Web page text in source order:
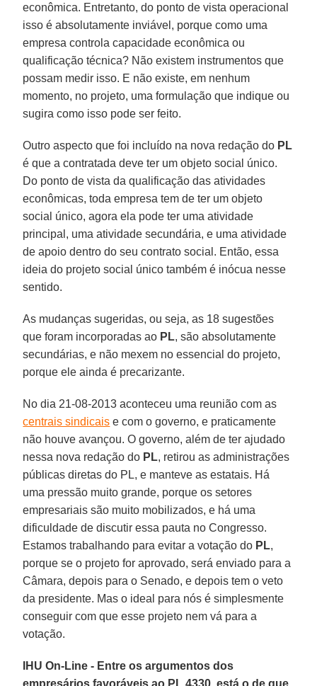
econômica. Entretanto, do ponto de vista operacional
isso é absolutamente inviável, porque como uma
empresa controla capacidade econômica ou
qualificação técnica? Não existem instrumentos que
possam medir isso. E não existe, em nenhum
momento, no projeto, uma formulação que indique ou
sugira como isso pode ser feito.
Outro aspecto que foi incluído na nova redação do PL
é que a contratada deve ter um objeto social único.
Do ponto de vista da qualificação das atividades
econômicas, toda empresa tem de ter um objeto
social único, agora ela pode ter uma atividade
principal, uma atividade secundária, e uma atividade
de apoio dentro do seu contrato social. Então, essa
ideia do projeto social único também é inócua nesse
sentido.
As mudanças sugeridas, ou seja, as 18 sugestões
que foram incorporadas ao PL, são absolutamente
secundárias, e não mexem no essencial do projeto,
porque ele ainda é precarizante.
No dia 21-08-2013 aconteceu uma reunião com as
centrais sindicais e com o governo, e praticamente
não houve avançou. O governo, além de ter ajudado
nessa nova redação do PL, retirou as administrações
públicas diretas do PL, e manteve as estatais. Há
uma pressão muito grande, porque os setores
empresariais são muito mobilizados, e há uma
dificuldade de discutir essa pauta no Congresso.
Estamos trabalhando para evitar a votação do PL,
porque se o projeto for aprovado, será enviado para a
Câmara, depois para o Senado, e depois tem o veto
da presidente. Mas o ideal para nós é simplesmente
conseguir com que esse projeto nem vá para a
votação.
IHU On-Line - Entre os argumentos dos
empresários favoráveis ao PL 4330, está o de que